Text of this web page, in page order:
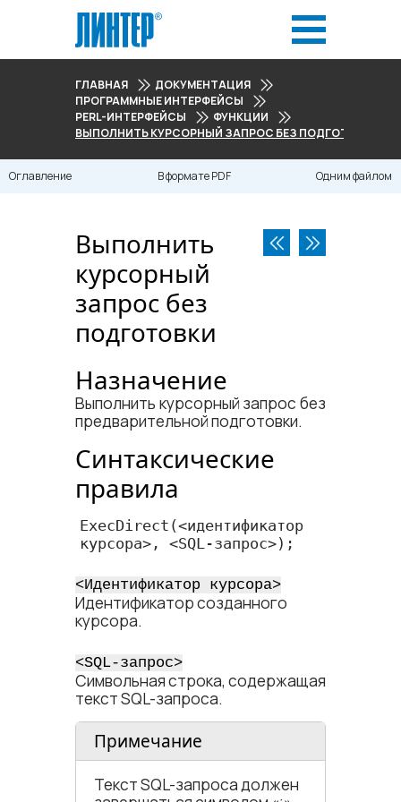
ГЛАВНАЯ
ДОКУМЕНТАЦИЯ
ПРОГРАММНЫЕ ИНТЕРФЕЙСЫ
PERL-ИНТЕРФЕЙСЫ
ФУНКЦИИ
ВЫПОЛНИТЬ КУРСОРНЫЙ ЗАПРОС БЕЗ ПОДГОТОВКИ
Оглавление В формате PDF Одним файлом
Выполнить
курсорный
запрос без
подготовки
Назначение
Выполнить курсорный запрос без
предварительной подготовки.
Синтаксические
правила
ExecDirect(<​идентификатор
курсора​>, <​SQL-запрос​>);
<​Идентификатор курсора​>
Идентификатор созданного
курсора.
<​SQL-запрос​>
Символьная строка, содержащая
текст SQL-запроса.
Примечание
Текст SQL-запроса должен